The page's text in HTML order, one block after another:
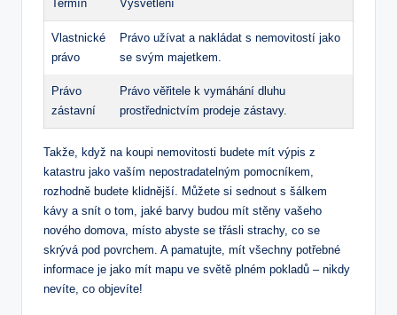
Termín Vysvětlení
Vlastnické‍
právo
Právo užívat a nakládat ⁤s ​nemovitostí jako
⁣se svým majetkem.
Právo
zástavní
Právo ⁣věřitele k ​vymáhání ⁣dluhu
prostřednictvím prodeje zástavy.
Takže, když na koupi‍ nemovitosti budete mít výpis z
katastru jako vaším ‌nepostradatelným pomocníkem,
‍rozhodně budete klidnější.​ Můžete si sednout s‌ šálkem
⁤kávy a snít o tom, jaké barvy budou mít‌ stěny vašeho
nového domova, místo abyste se třásli strachy, co se​
skrývá pod povrchem. A pamatujte, mít ⁣všechny potřebné
informace je‌ jako‍ mít ‌mapu​ ve světě plném pokladů – ​nikdy
nevíte, ​co objevíte!